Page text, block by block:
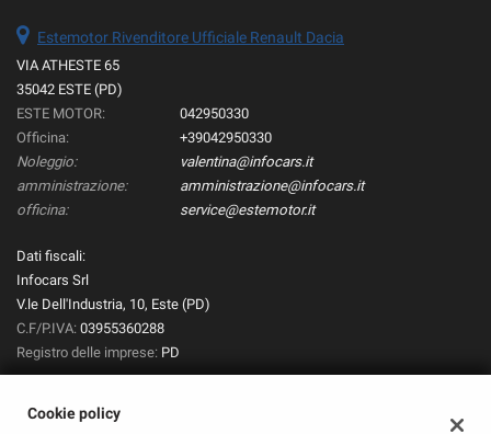
Estemotor Rivenditore Ufficiale Renault Dacia
VIA ATHESTE 65
35042 ESTE (PD)
ESTE MOTOR:
042950330
Officina:
+39042950330
Noleggio:
valentina@infocars.it
amministrazione:
amministrazione@infocars.it
officina:
service@estemotor.it
Dati fiscali:
Infocars Srl
V.le Dell'Industria, 10, Este (PD)
C.F/P.IVA: 03955360288
Registro delle imprese: PD
Cookie policy